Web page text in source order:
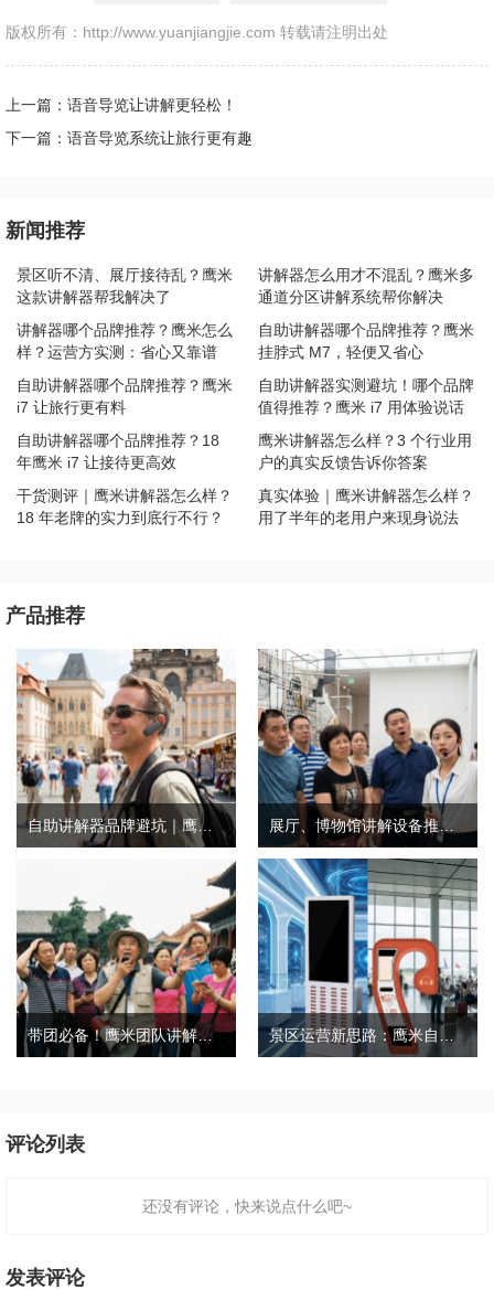
版权所有：http://www.yuanjiangjie.com 转载请注明出处
上一篇：语音导览让讲解更轻松！
下一篇：语音导览系统让旅行更有趣
新闻推荐
景区听不清、展厅接待乱？鹰米
这款讲解器帮我解决了
讲解器怎么用才不混乱？鹰米多
通道分区讲解系统帮你解决
讲解器哪个品牌推荐？鹰米怎么
样？运营方实测：省心又靠谱
自助讲解器哪个品牌推荐？鹰米
挂脖式 M7，轻便又省心
自助讲解器哪个品牌推荐？鹰米
i7 让旅行更有料
自助讲解器实测避坑！哪个品牌
值得推荐？鹰米 i7 用体验说话
自助讲解器哪个品牌推荐？18
年鹰米 i7 让接待更高效
鹰米讲解器怎么样？3 个行业用
户的真实反馈告诉你答案
干货测评｜鹰米讲解器怎么样？
18 年老牌的实力到底行不行？
真实体验｜鹰米讲解器怎么样？
用了半年的老用户来现身说法
产品推荐
自助讲解器品牌避坑｜鹰米自助讲解器，实测好用不踩雷 展厅、博物馆讲解设备推荐｜分区讲解系统，解决多团队接待核心痛点
带团必备！鹰米团队讲解器，防串音 + 易管理双在线
评论列表
还没有评论，快来说点什么吧~
发表评论